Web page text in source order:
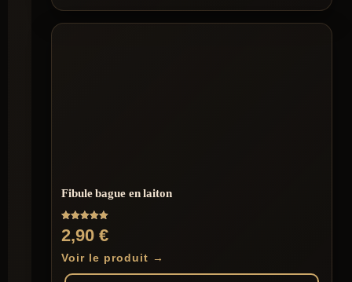
Fibule bague en laiton
Note
5.00
sur 5
2,90 €
Voir le produit →